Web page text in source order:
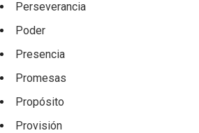
Perseverancia
Poder
Presencia
Promesas
Propósito
Provisión